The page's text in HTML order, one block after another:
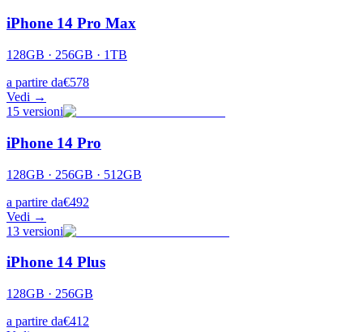
iPhone 14 Pro Max
128GB · 256GB · 1TB
a partire da€578
Vedi →
15 versioni
iPhone 14 Pro
128GB · 256GB · 512GB
a partire da€492
Vedi →
13 versioni
iPhone 14 Plus
128GB · 256GB
a partire da€412